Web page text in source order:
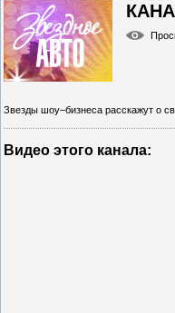
Звезды шоу–бизнеса расскажут о
Видео этого канала: